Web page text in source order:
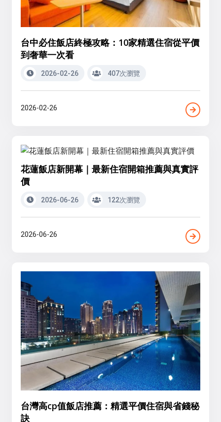
台中必住飯店終極攻略：10家精選住宿從平價
到奢華一次看
2026-02-26 407次瀏覽
2026-02-26
花蓮飯店新開幕｜最新住宿開箱推薦與真實評
價
2026-06-26 122次瀏覽
2026-06-26
台灣高cp值飯店推薦：精選平價住宿與省錢秘
訣